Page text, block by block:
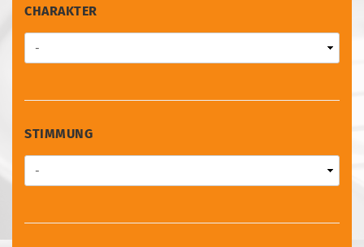
CHARAKTER
CHARAKTER
STIMMUNG
STIMMUNG